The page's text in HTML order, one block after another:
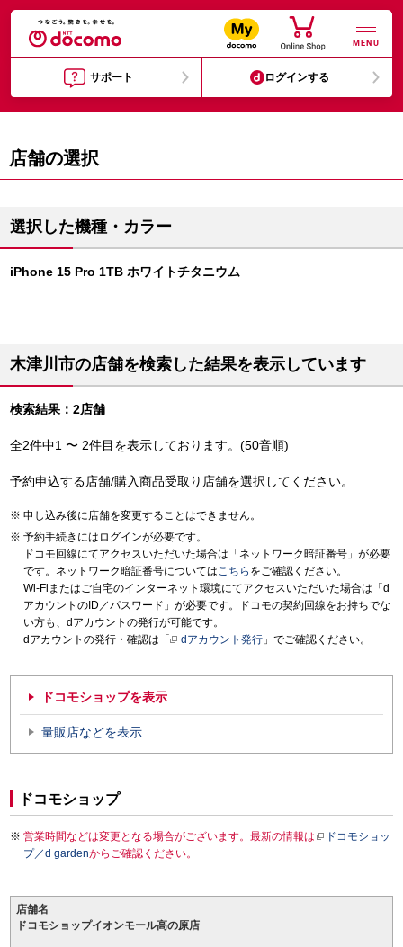
MENU
サポート ログインする
店舗の選択
選択した機種・カラー
iPhone 15 Pro 1TB ホワイトチタニウム
木津川市の店舗を検索した結果を表示しています
検索結果：2店舗
全2件中1 〜 2件目を表示しております。(50音順)
予約申込する店舗/購入商品受取り店舗を選択してください。
申し込み後に店舗を変更することはできません。
予約手続きにはログインが必要です。
ドコモ回線にてアクセスいただいた場合は「ネットワーク暗証番号」が必要
です。ネットワーク暗証番号についてはこちら をご確認ください。
Wi-Fiまたはご自宅のインターネット環境にてアクセスいただいた場合は「d
アカウントのID／パスワード」が必要です。ドコモの契約回線をお持ちでな
い方も、dアカウントの発行が可能です。
dアカウントの発行・確認は「
dアカウント発行 」でご確認ください。
ドコモショップを表示
量販店などを表示
ドコモショップ
営業時間などは変更となる場合がございます。最新の情報は
ドコモショッ
プ／d gardenからご確認ください。
店舗名
ドコモショップイオンモール高の原店